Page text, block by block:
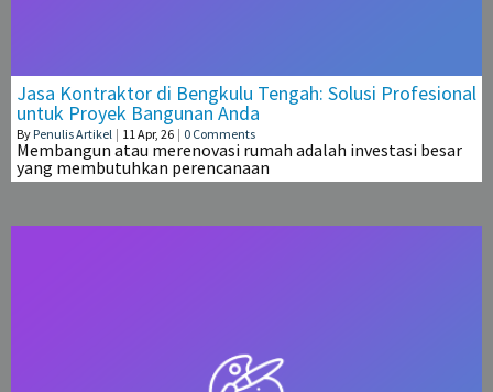
Jasa Kontraktor di Bengkulu Tengah: Solusi Profesional
untuk Proyek Bangunan Anda
By Penulis Artikel | 11Apr, 26 | 0 Comments
Membangun atau merenovasi rumah adalah investasi besar
yang membutuhkan perencanaan